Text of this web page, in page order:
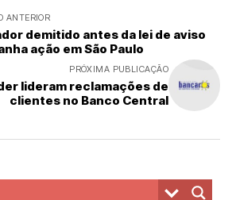
ANTERIOR
demitido antes da lei de aviso
ação em São Paulo
PRÓXIMA PUBLICAÇÃO
lideram reclamações de
clientes no Banco Central